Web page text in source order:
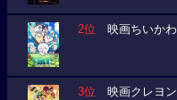
2位 映画ちいか
3位 映画クレヨン